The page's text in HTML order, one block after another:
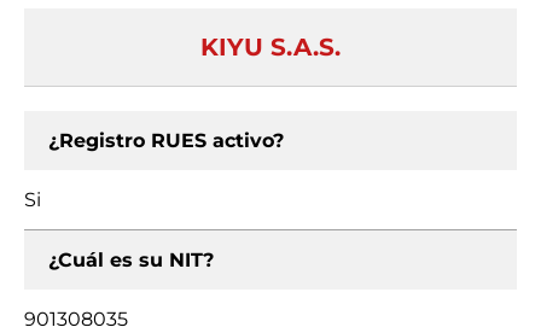
KIYU S.A.S.
¿Registro RUES activo?
Si
¿Cuál es su NIT?
901308035